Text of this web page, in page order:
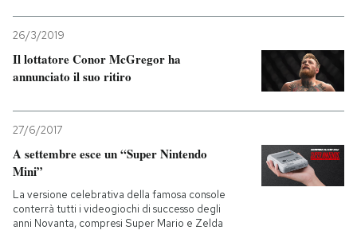
26/3/2019
Il lottatore Conor McGregor ha
annunciato il suo ritiro
27/6/2017
A settembre esce un “Super Nintendo
Mini”
La versione celebrativa della famosa console
conterrà tutti i videogiochi di successo degli
anni Novanta, compresi Super Mario e Zelda